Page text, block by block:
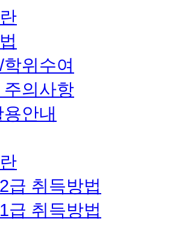
위수여
의사항
안내
급 취득방법
급 취득방법